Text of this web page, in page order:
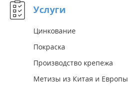
Услуги
Цинкование
Покраска
Производство крепежа
Метизы из Китая и Европы